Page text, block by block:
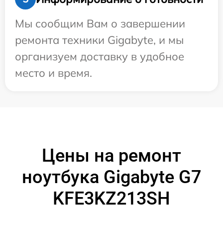
Мы сообщим Вам о завершении
ремонта техники Gigabyte, и мы
организуем доставку в удобное
место и время.
Цены на ремонт
ноутбука Gigabyte G7
KFE3KZ213SH